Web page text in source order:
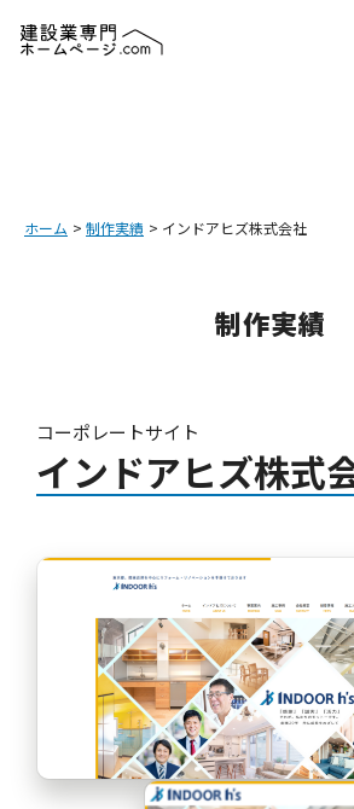
ホーム 制作実績 インドアヒズ株式会社
制作実績
コーポレートサイト
インドアヒズ株